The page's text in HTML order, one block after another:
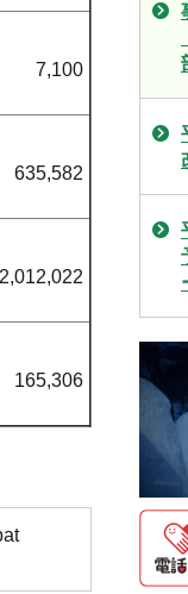
7,100
635,582
2,012,022
165,306